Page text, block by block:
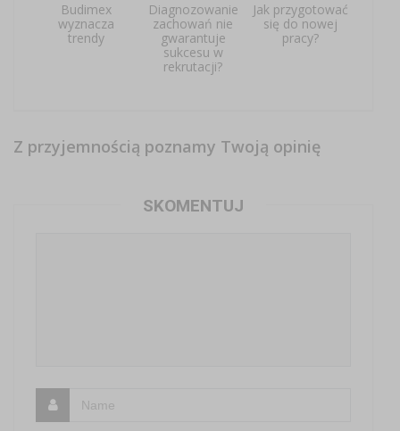
Budimex
wyznacza
trendy
Diagnozowanie
zachowań nie
gwarantuje
sukcesu w
rekrutacji?
Jak przygotować
się do nowej
pracy?
Z przyjemnością poznamy Twoją opinię
SKOMENTUJ